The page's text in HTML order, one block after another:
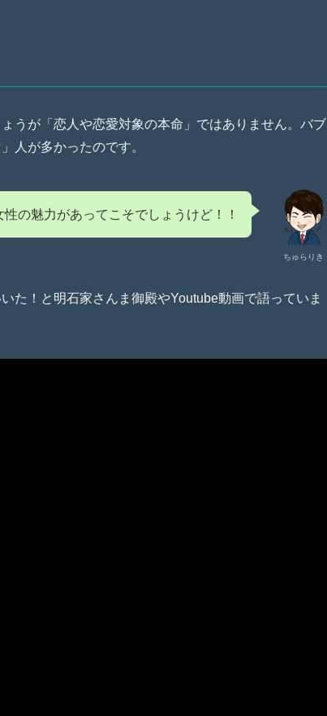
うが「恋人や恋愛対象の本命」ではありません。バブ
人が多かったのです。
ちゅらりき
性の魅力があってこそでしょうけど！！
た！と明石家さんま御殿やYoutube動画で語っていま